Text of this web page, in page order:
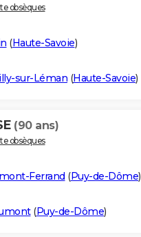
obsèques
(Haute-Savoie)
sur-Léman (Haute-Savoie)
(90 ans)
obsèques
Ferrand (Puy-de-Dôme)
(Puy-de-Dôme)